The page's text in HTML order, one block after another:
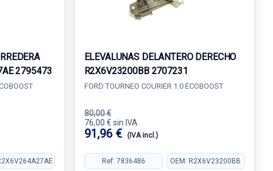
2795473
ELEVALUNAS DELANTERO DERECHO
R2X6V23200BB 2707231
FORD TOURNEO COURIER 1.0 ECOBOOST
80,00 €
76,00 € sin IVA.
91,96 € (IVA incl.)
Ref: 7836486 OEM: R2X6V23200BB